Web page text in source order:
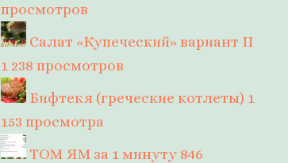
просмотров
Салат «Купеческий» вариант II
1 238 просмотров
Бифтекя (греческие котлеты) 1
153 просмотра
ТОМ ЯМ за 1 минуту 846